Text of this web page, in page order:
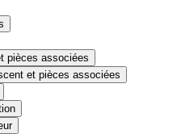
pièces associées
et pièces associées